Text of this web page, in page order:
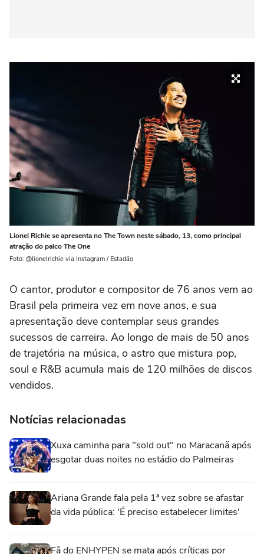
Lionel Richie se apresenta no The Town neste sábado, 13, como principal
atração do palco The One
Foto: @lionelrichie via Instagram / Estadão
O cantor, produtor e compositor de 76 anos vem ao
Brasil pela primeira vez em nove anos, e sua
apresentação deve contemplar seus grandes
sucessos de carreira. Ao longo de mais de 50 anos
de trajetória na música, o astro que mistura pop,
soul e R&B acumula mais de 120 milhões de discos
vendidos.
Notícias relacionadas
Xuxa caminha para "sold out" no Maracanã após
esgotar duas noites no estádio do Palmeiras
Ariana Grande fala pela 1ª vez sobre se afastar
da vida pública: 'É preciso estabelecer limites'
Fã do ENHYPEN se mata após críticas por